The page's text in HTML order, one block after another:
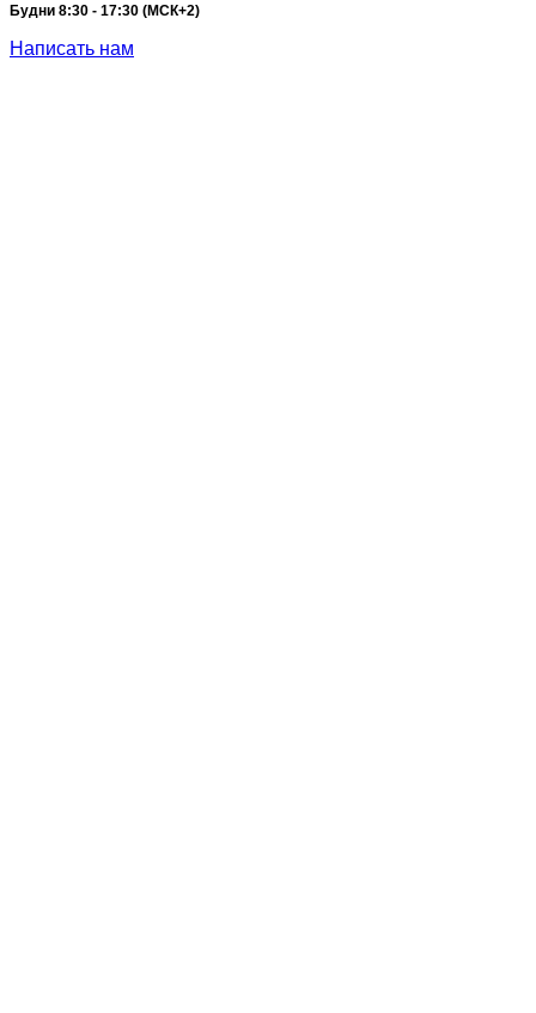
Будни 8:30 - 17:30 (МСК+2)
Написать нам